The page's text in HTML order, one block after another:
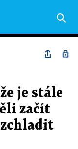
je stále
začít